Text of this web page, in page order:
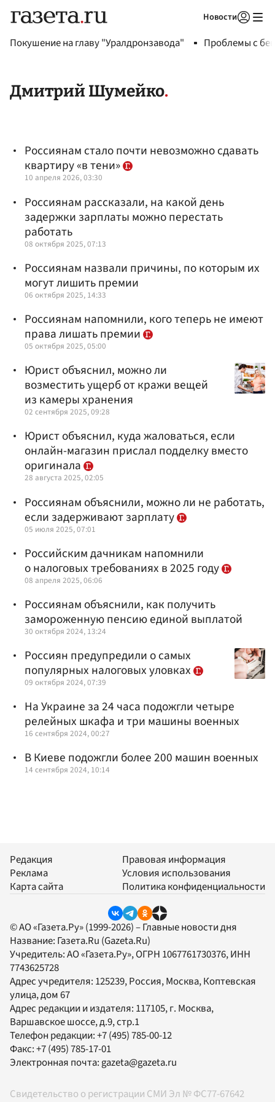
Новости
Покушение на главу "Уралдронзавода" Проблемы с
Дмитрий Шумейко
Россиянам стало почти невозможно сдавать
квартиру «в тени»
10 апреля 2026, 03:30
Россиянам рассказали, на какой день
задержки зарплаты можно перестать
работать
08 октября 2025, 07:13
Россиянам назвали причины, по которым их
могут лишить премии
06 октября 2025, 14:33
Россиянам напомнили, кого теперь не имеют
права лишать премии
05 октября 2025, 05:00
Юрист объяснил, можно ли
возместить ущерб от кражи вещей
из камеры хранения
02 сентября 2025, 09:28
Юрист объяснил, куда жаловаться, если
онлайн-магазин прислал подделку вместо
оригинала
28 августа 2025, 02:05
Россиянам объяснили, можно ли не работать,
если задерживают зарплату
05 июля 2025, 07:01
Российским дачникам напомнили
о налоговых требованиях в 2025 году
08 апреля 2025, 06:06
Россиянам объяснили, как получить
замороженную пенсию единой выплатой
30 октября 2024, 13:24
Россиян предупредили о самых
популярных налоговых уловках
09 октября 2024, 07:39
На Украине за 24 часа подожгли четыре
релейных шкафа и три машины военных
16 сентября 2024, 00:27
В Киеве подожгли более 200 машин военных
14 сентября 2024, 10:14
Редакция
Реклама
Карта сайта
Правовая информация
Условия использования
Политика конфиденциальности
© АО «Газета.Ру» (1999-2026) – Главные новости дня
Название: Газета.Ru (Gazeta.Ru)
Учредитель:АО «Газета.Ру», ОГРН 1067761730376, ИНН
7743625728
Адрес учредителя: 125239, Россия, Москва, Коптевская
улица, дом 67
Адрес редакции и издателя: 117105, г. Москва,
Варшавское шоссе, д.9, стр.1
Телефон редакции:+7 (495) 785-00-12
Факс:+7 (495) 785-17-01
Электронная почта:gazeta@gazeta.ru
Свидетельство о регистрации СМИ Эл № ФС77-67642